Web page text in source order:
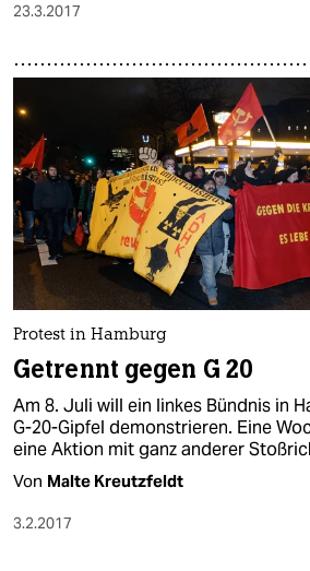
23.3.2017
Protest in Hamburg
Getrennt gegen G 20
Am 8. Juli will ein linkes Bündnis in
G-20-Gipfel demonstrieren. Eine
eine Aktion mit ganz anderer
Von Malte Kreutzfeldt
3.2.2017